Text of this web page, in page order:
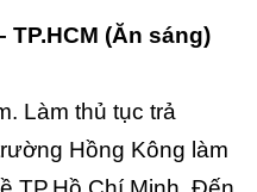
TP.HCM (Ăn sáng)
Làm thủ tục trả
Hồng Kông làm